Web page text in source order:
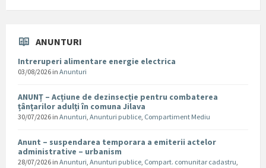
ANUNTURI
Intreruperi alimentare energie electrica
03/08/2026 in Anunturi
ANUNȚ – Acțiune de dezinsecție pentru combaterea
țânțarilor adulți în comuna Jilava
30/07/2026 in Anunturi, Anunturi publice, Compartiment Mediu
Anunt – suspendarea temporara a emiterii actelor
administrative – urbanism
28/07/2026 in Anunturi, Anunturi publice, Compart. comunitar cadastru,